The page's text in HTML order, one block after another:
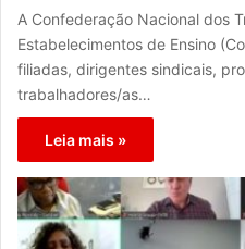
A Confederação Nacional dos
Estabelecimentos de Ensino
filiadas, dirigentes sindicais,
trabalhadores/as…
Leia mais »